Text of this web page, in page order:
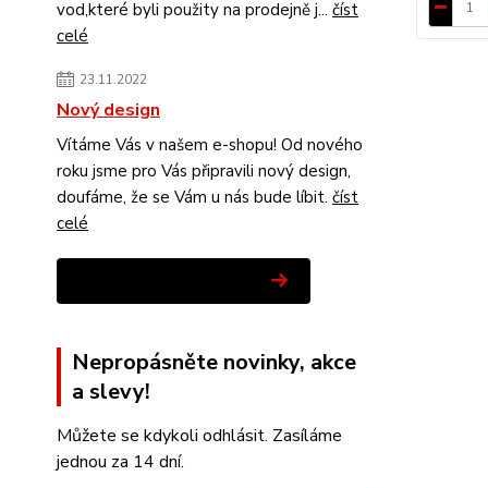
vod,které byli použity na prodejně j... číst
celé
23.11.2022
Nový design
Vítáme Vás v našem e-shopu! Od nového
roku jsme pro Vás připravili nový design,
doufáme, že se Vám u nás bude líbit. číst
celé
Nepropásněte novinky, akce
a slevy!
Můžete se kdykoli odhlásit. Zasíláme
jednou za 14 dní.